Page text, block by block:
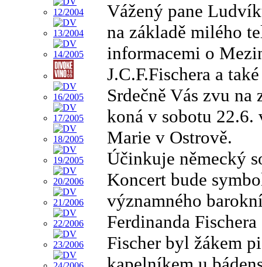
Vážený pane
na základě milého
informacemi o
J.C.F.Fischera a
Srdečně Vás zvu
koná v sobotu 22.6.
Marie v Ostrově.
Účinkuje německý
Koncert bude
významného
Ferdinanda
Fischer byl žákem